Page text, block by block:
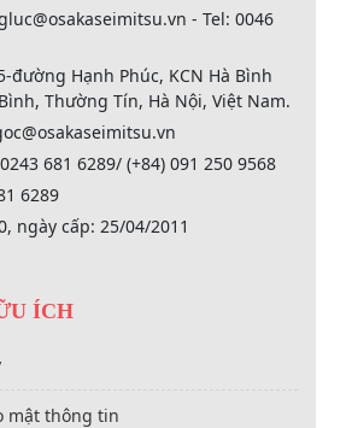
- Tel: 0046
đường Hạnh Phúc, KCN Hà Bình
Thường Tín, Hà Nội, Việt Nam.
681 6289/ (+84) 091 250 9568
6289
ngày cấp: 25/04/2011
ÍCH
mật thông tin